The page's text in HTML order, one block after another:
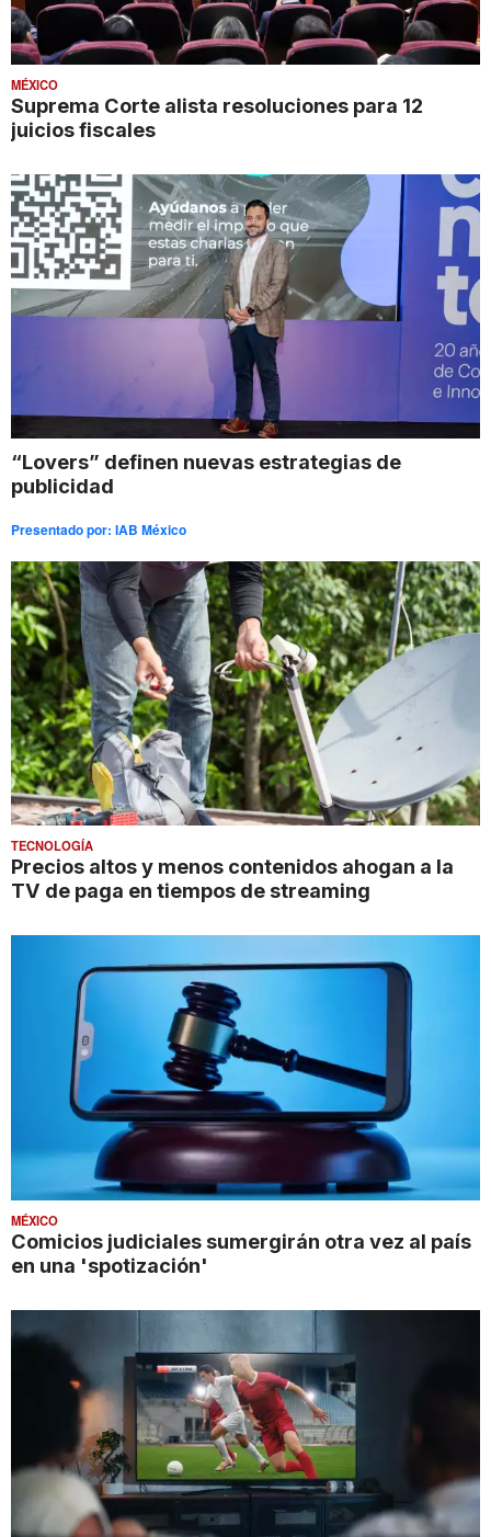
MÉXICO
Suprema Corte alista resoluciones para 12
juicios fiscales
“Lovers” definen nuevas estrategias de
publicidad
Presentado por: IAB México
TECNOLOGÍA
Precios altos y menos contenidos ahogan a la
TV de paga en tiempos de streaming
MÉXICO
Comicios judiciales sumergirán otra vez al país
en una 'spotización'